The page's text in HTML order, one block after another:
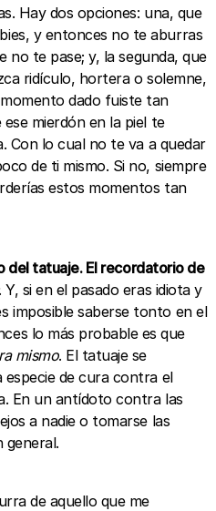
Hay dos opciones: una, que
y entonces no te aburras
no te pase; y, la segunda, que
ridículo, hortera o solemne,
dado fuiste tan
mierdón en la piel te
Con lo cual no te va a quedar
de ti mismo. Si no, siempre
estos momentos tan
del tatuaje. El recordatorio de
Y, si en el pasado eras idiota y
imposible saberse tonto en el
lo más probable es que
mismo. El tatuaje se
de cura contra el
En un antídoto contra las
a nadie o tomarse las
general.
de aquello que me